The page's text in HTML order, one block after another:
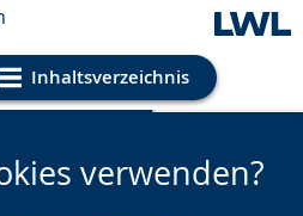
Inhaltsverzeichnis
verwenden?